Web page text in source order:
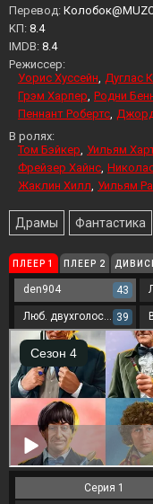
Перевод:
KП: 8.4
IMDB: 8.4
Режиссер:
Уорис Хуссейн Дуглас
Грэм Харпер Родни
Пеннант Робертс
В ролях:
Том Бэйкер Уильям
Фрейзер Хайнс
Жаклин Хилл Уильям
Драмы Фантастика
ПЛЕЕР 1 ПЛЕЕР 2
den904 43
Люб. двухголосый 39
Серия 1